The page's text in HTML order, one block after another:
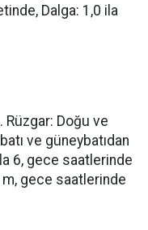
Dalga: 1,0 ila
Rüzgar: Doğu ve
ve güneybatıdan
6, gece saatlerinde
m, gece saatlerinde